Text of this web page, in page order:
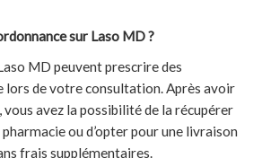
sur Laso MD ?
MD peuvent prescrire des
lors de votre consultation. Après avoir
vous avez la possibilité de la récupérer
ou d’opter pour une livraison
frais supplémentaires.